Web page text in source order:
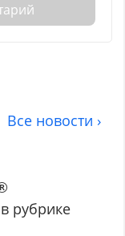
Все новости ›
рубрике